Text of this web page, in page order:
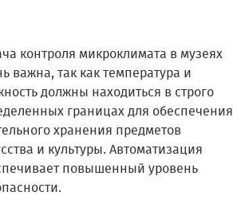
контроля микроклимата в музеях
важна, так как температура и
должны находиться в строго
границах для обеспечения
хранения предметов
и культуры. Автоматизация
повышенный уровень